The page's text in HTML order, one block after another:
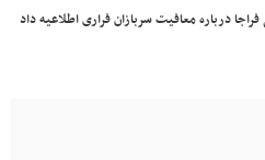
درباره معافیت سربازان فراری اطلاعیه داد